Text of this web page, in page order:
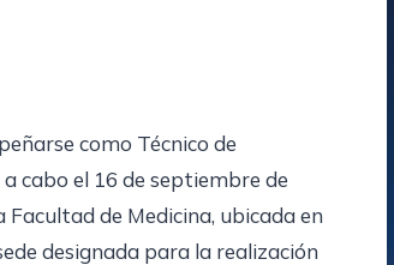
como Técnico de
cabo el 16 de septiembre de
de Medicina, ubicada en
designada para la realización